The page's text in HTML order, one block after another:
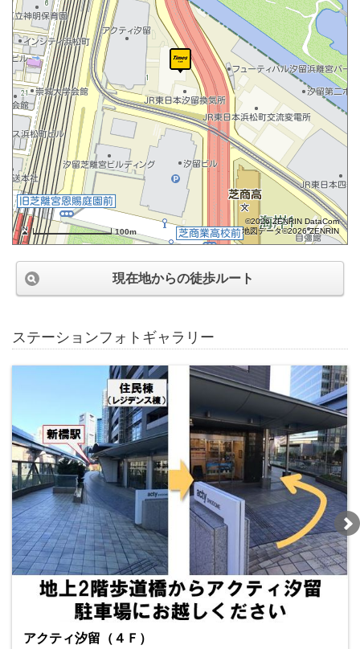
100m
©2026 ZENRIN DataCom
地図データ©2026 ZENRIN
現在地からの徒歩ルート
ステーションフォトギャラリー
アクティ汐留（４Ｆ）